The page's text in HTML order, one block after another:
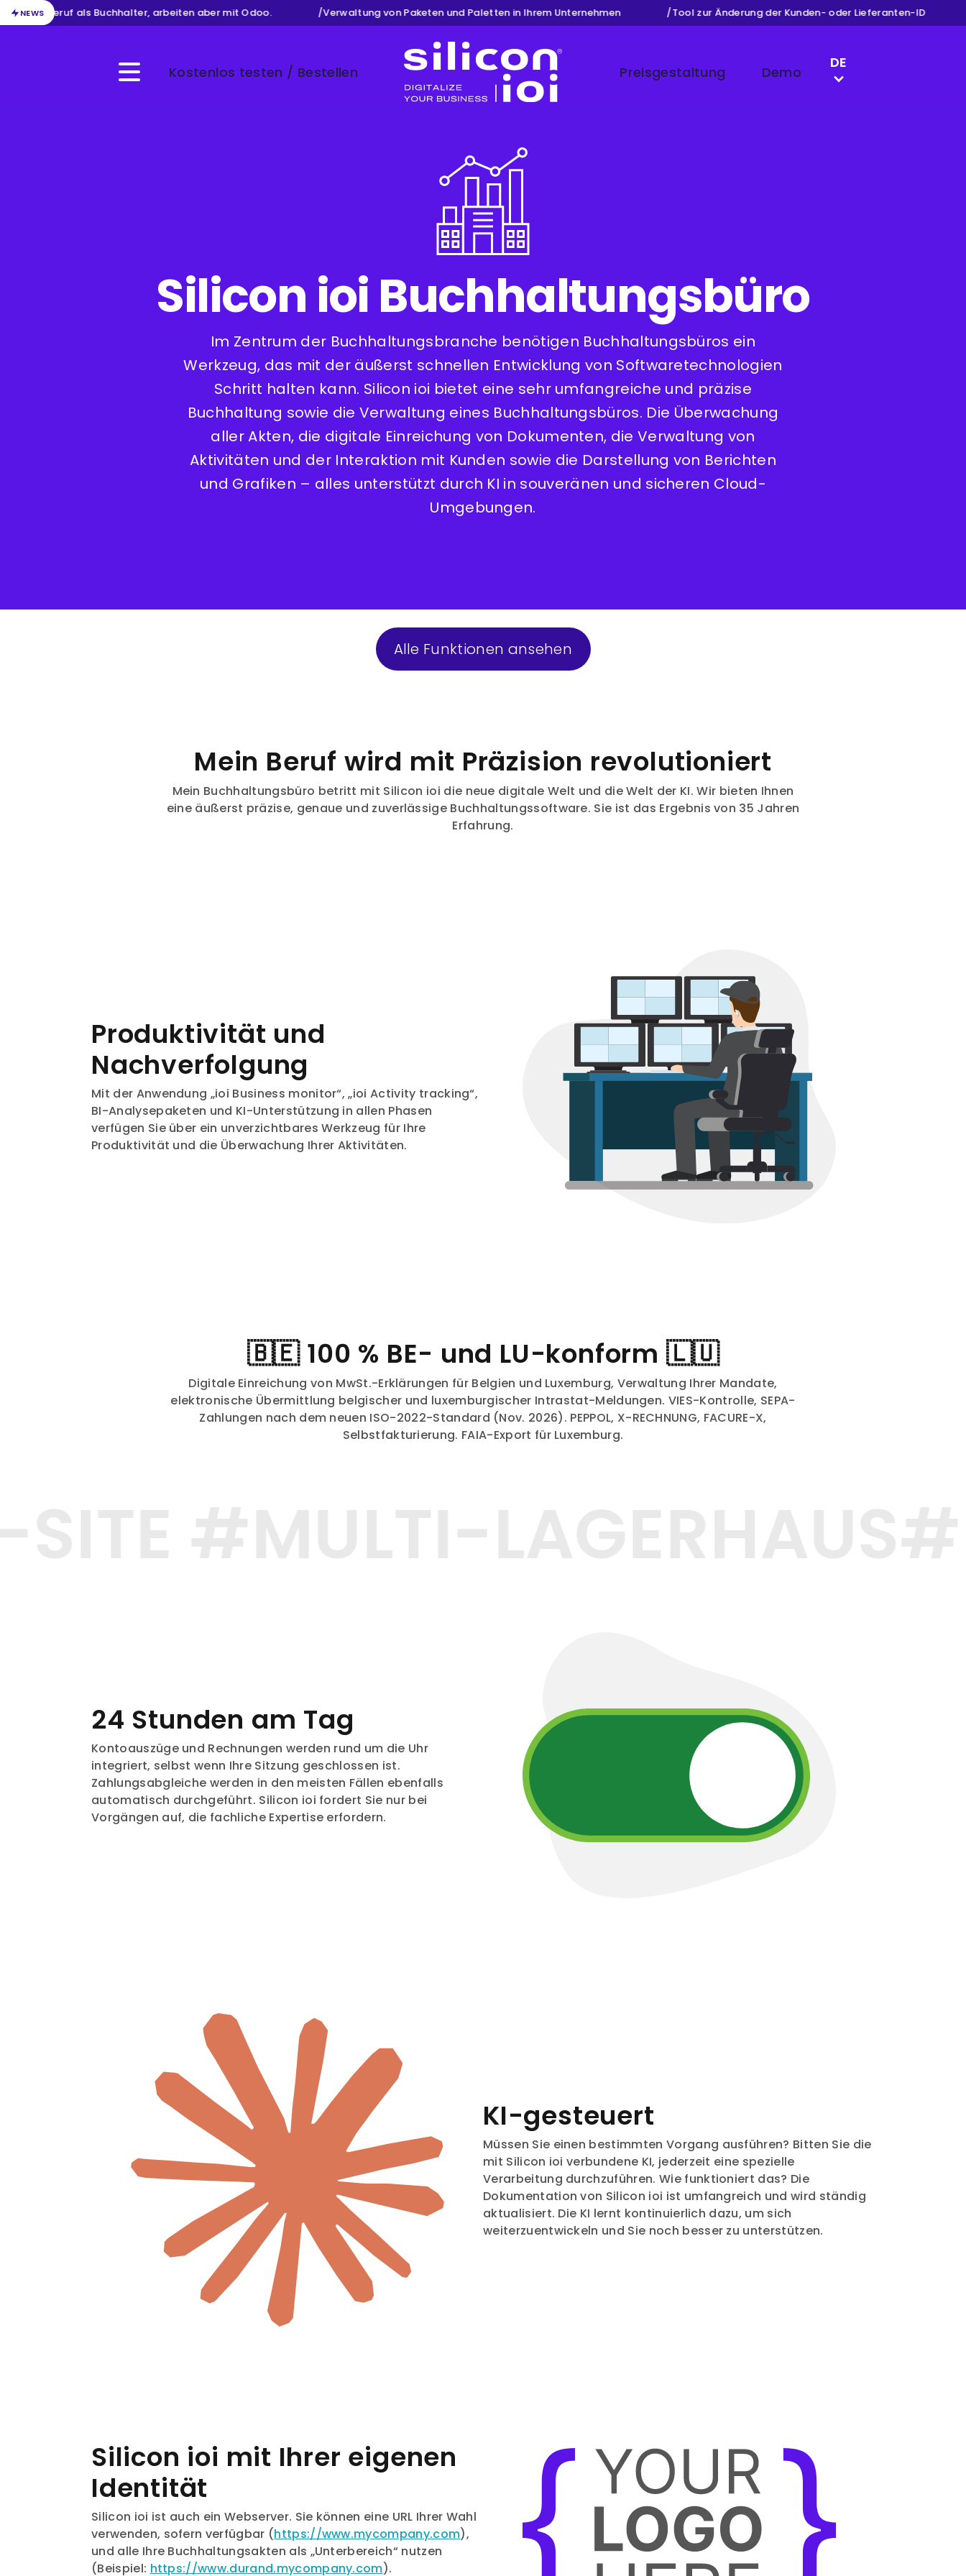
NEWS
Ihren Beruf als Buchhalter, arbeiten aber mit Odoo. Verwaltung von Paketen und Paletten in Ihrem Unternehmen Tool zur Änderung der Kunden- oder Lieferanten-ID
Menu Kostenlos testen / Bestellen Preisgestaltung Demo
LANGUAGE SWITCH
DE
Silicon ioi Buchhaltungsbüro
Im Zentrum der Buchhaltungsbranche benötigen Buchhaltungsbüros ein
Werkzeug, das mit der äußerst schnellen Entwicklung von Softwaretechnologien
Schritt halten kann. Silicon ioi bietet eine sehr umfangreiche und präzise
Buchhaltung sowie die Verwaltung eines Buchhaltungsbüros. Die Überwachung
aller Akten, die digitale Einreichung von Dokumenten, die Verwaltung von
Aktivitäten und der Interaktion mit Kunden sowie die Darstellung von Berichten
und Grafiken – alles unterstützt durch KI in souveränen und sicheren Cloud-
Umgebungen.
Alle Funktionen ansehen
Mein Beruf wird mit Präzision revolutioniert
Mein Buchhaltungsbüro betritt mit Silicon ioi die neue digitale Welt und die Welt der KI. Wir bieten Ihnen
eine äußerst präzise, genaue und zuverlässige Buchhaltungssoftware. Sie ist das Ergebnis von 35 Jahren
Erfahrung.
Produktivität und
Nachverfolgung
Mit der Anwendung „ioi Business monitor“, „ioi Activity tracking“,
BI-Analysepaketen und KI-Unterstützung in allen Phasen
verfügen Sie über ein unverzichtbares Werkzeug für Ihre
Produktivität und die Überwachung Ihrer Aktivitäten.
🇧🇪 100 % BE- und LU-konform 🇱🇺
Digitale Einreichung von MwSt.-Erklärungen für Belgien und Luxemburg, Verwaltung Ihrer Mandate,
elektronische Übermittlung belgischer und luxemburgischer Intrastat-Meldungen. VIES-Kontrolle, SEPA-
Zahlungen nach dem neuen ISO-2022-Standard (Nov. 2026). PEPPOL, X-RECHNUNG, FACURE-X,
Selbstfakturierung. FAIA-Export für Luxemburg.
24 Stunden am Tag
Kontoauszüge und Rechnungen werden rund um die Uhr
integriert, selbst wenn Ihre Sitzung geschlossen ist.
Zahlungsabgleiche werden in den meisten Fällen ebenfalls
automatisch durchgeführt. Silicon ioi fordert Sie nur bei
Vorgängen auf, die fachliche Expertise erfordern.
KI-gesteuert
Müssen Sie einen bestimmten Vorgang ausführen? Bitten Sie die
mit Silicon ioi verbundene KI, jederzeit eine spezielle
Verarbeitung durchzuführen. Wie funktioniert das? Die
Dokumentation von Silicon ioi ist umfangreich und wird ständig
aktualisiert. Die KI lernt kontinuierlich dazu, um sich
weiterzuentwickeln und Sie noch besser zu unterstützen.
Silicon ioi mit Ihrer eigenen
Identität
Silicon ioi ist auch ein Webserver. Sie können eine URL Ihrer Wahl
verwenden, sofern verfügbar (https://www.mycompany.com),
und alle Ihre Buchhaltungsakten als „Unterbereich“ nutzen
(Beispiel: https://www.durand.mycompany.com).